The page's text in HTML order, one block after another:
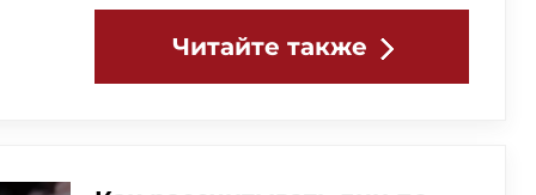
Читайте также